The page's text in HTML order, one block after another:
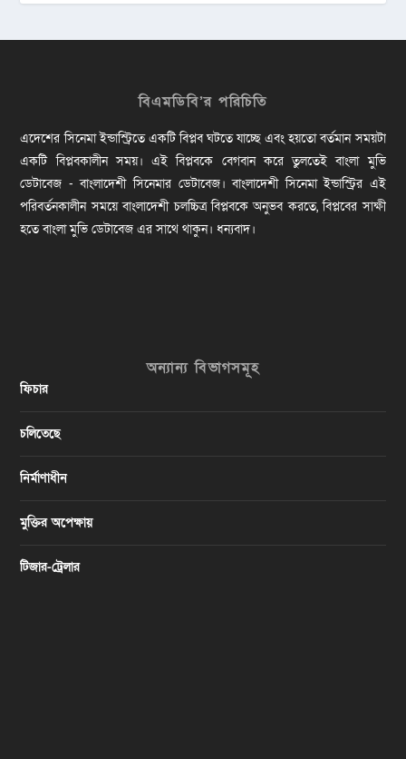
বিএমডিবি’র পরিচিতি
এদেশের সিনেমা ইন্ডাস্ট্রিতে একটি বিপ্লব ঘটতে যাচ্ছে এবং হয়তো বর্তমান সময়টা
একটি বিপ্লবকালীন সময়। এই বিপ্লবকে বেগবান করে তুলতেই বাংলা মুভি
ডেটাবেজ - বাংলাদেশী সিনেমার ডেটাবেজ। বাংলাদেশী সিনেমা ইন্ডাস্ট্রির এই
পরিবর্তনকালীন সময়ে বাংলাদেশী চলচ্চিত্র বিপ্লবকে অনুভব করতে, বিপ্লবের সাক্ষী
হতে বাংলা মুভি ডেটাবেজ এর সাথে থাকুন। ধন্যবাদ।
অন্যান্য বিভাগসমূহ
ফিচার
চলিতেছে
নির্মাণাধীন
মুক্তির অপেক্ষায়
টিজার-ট্রেলার